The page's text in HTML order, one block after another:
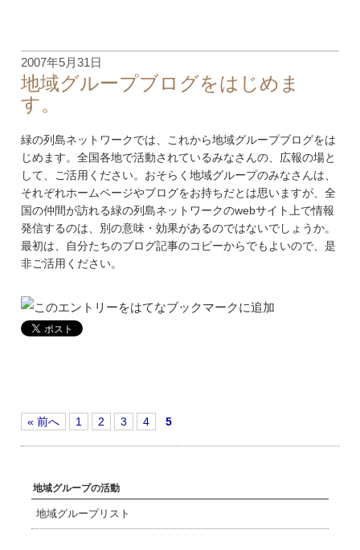
2007年5月31日
地域グループブログをはじめま
す。
緑の列島ネットワークでは、これから地域グループブログをは
じめます。全国各地で活動されているみなさんの、広報の場と
して、ご活用ください。おそらく地域グループのみなさんは、
それぞれホームページやブログをお持ちだとは思いますが、全
国の仲間が訪れる緑の列島ネットワークのwebサイト上で情報
発信するのは、別の意味・効果があるのではないでしょうか。
最初は、自分たちのブログ記事のコピーからでもよいので、是
非ご活用ください。
« 前へ 1 2 3 4 5
地域グループの活動
地域グループリスト